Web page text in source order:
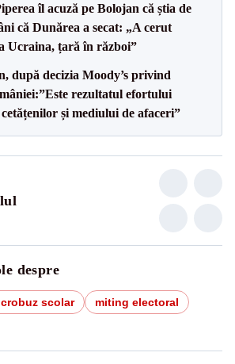
îl acuză pe Bolojan că știa de
că Dunărea a secat: „A cerut
Ucraina, țară în război”
după decizia Moody’s privind
rezultatul efortului
și mediului de afaceri”
despre
scolar
miting electoral